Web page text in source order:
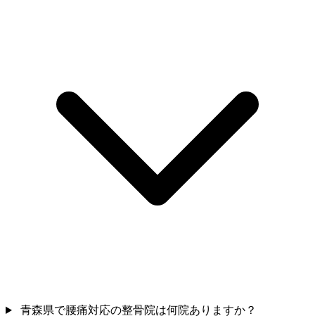
青森県で腰痛対応の整骨院は何院ありますか？